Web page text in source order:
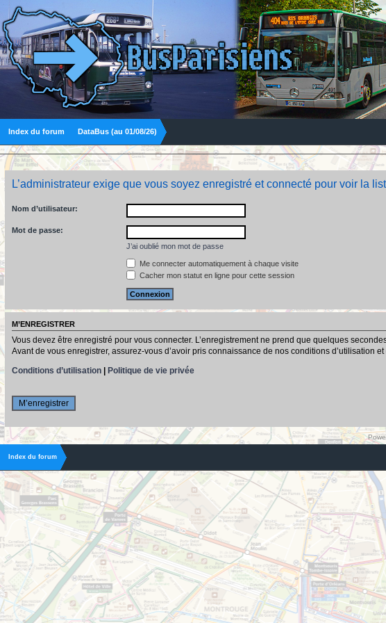
Index du forum DataBus (au 01/08/26)
L’administrateur exige que vous soyez enregistré et connecté pour voir la
Nom d’utilisateur:
Mot de passe:
J’ai oublié mon mot de passe
Me connecter automatiquement à chaque visite
Cacher mon statut en ligne pour cette session
M’ENREGISTRER
Vous devez être enregistré pour vous connecter. L’enregistrement ne prend que quelques
Avant de vous enregistrer, assurez-vous d’avoir pris connaissance de nos conditions d’utilisation
Conditions d’utilisation
Politique de vie privée
M’enregistrer
Index du forum